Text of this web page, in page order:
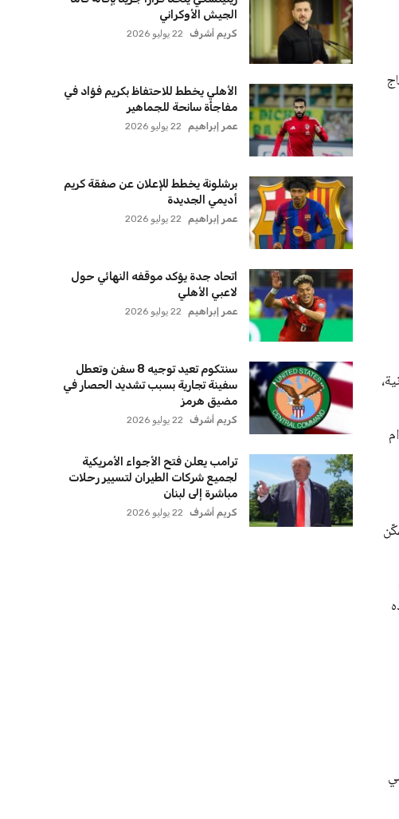
إنفانتينو يخطو نحو ولاية رابعة في رئاسة
فيفا
عمر إبراهيم
مستثمر هندي بريطاني يسعى لامتلاك
حصة في نادي ليفربول الرياضي
عمر إبراهيم
بريطانيا تعلن دعمها لاستخدام أمريكا
قواعدها العسكرية لتنفيذ ضربات ضد
إيران
خروج ألمانيا يشكل خطرًا على التسويق
العالمي للدوري الألماني
عمر إبراهيم
يويفا يفرض عقوبات على سيسكا صوفيا
بسبب التحية النازية في المباريات
الأوروبية
عمر إبراهيم
زيلينسكي يتخذ قرارًا جريئًا بإقالة قائد
الجيش الأوكراني
كريم أشرف